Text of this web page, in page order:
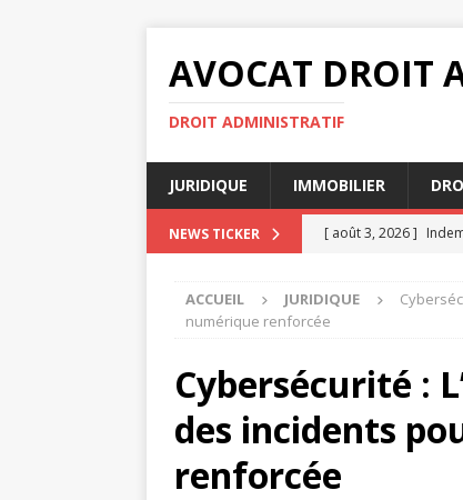
AVOCAT DROIT
DROIT ADMINISTRATIF
JURIDIQUE IMMOBILIER
NEWS TICKER [ août 3, 2026 ]
[ juillet 31, 2026 ]
[ août 4, 2026 ]
succession
ACCUEIL JURIDIQUE
numérique renforcée
Cybersécurité :
des incidents
renforcée